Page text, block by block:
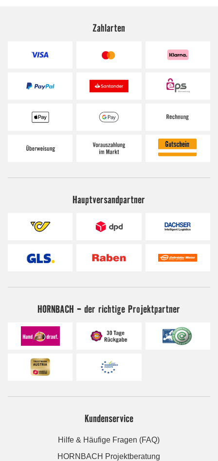
Zahlarten
Hauptversandpartner
HORNBACH - der richtige Projektpartner
Kundenservice
Hilfe & Häufige Fragen (FAQ)
HORNBACH Projektberatung